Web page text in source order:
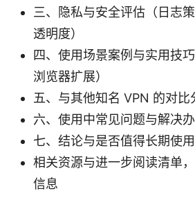
三、隐私与安全评估（日志策
透明度）
四、使用场景案例与实用技
浏览器扩展）
五、与其他知名 VPN 的对比
六、使用中常见问题与解决
七、结论与是否值得长期使
相关资源与进一步阅读清单
信息